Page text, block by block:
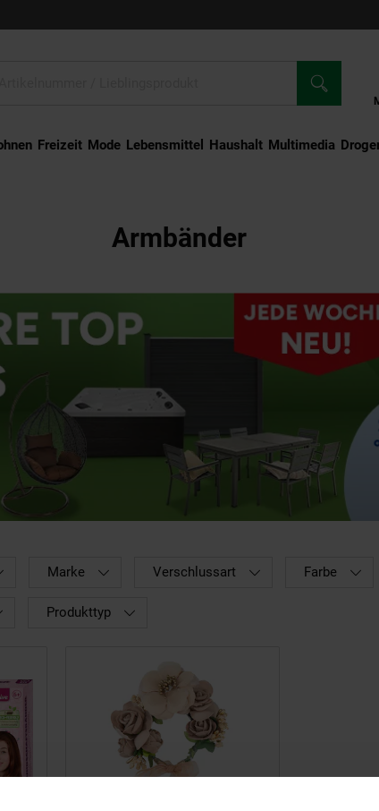
Freizeit Mode Lebensmittel Haushalt Multimedia
Armbänder
Marke Verschlussart Farbe
Produkttyp